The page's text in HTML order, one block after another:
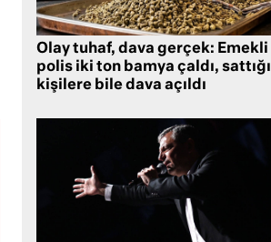
Olay tuhaf, dava gerçek: Emekli
polis iki ton bamya çaldı, sattığı
kişilere bile dava açıldı